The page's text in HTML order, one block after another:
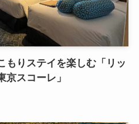
もりステイを楽しむ「リッ
スコーレ」